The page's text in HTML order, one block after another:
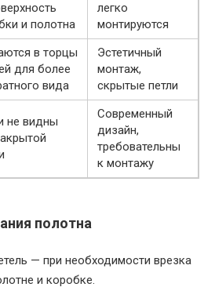
и полотна
легко
монтируются
в торцы
для более
вида
Эстетичный
монтаж,
скрытые петли
не видны
Современный
дизайн,
требовательны
к монтажу
полотна
— при необходимости врезка
и коробке.